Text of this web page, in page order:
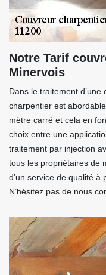
Notre Tarif
Minervois
Dans le traitement
charpentier est
mètre carré et cela en
choix entre une
traitement par injection
tous les propriétaires de
d’un service de qualité à
N’hésitez pas de nous